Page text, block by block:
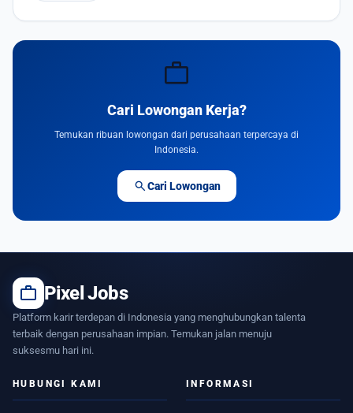
work
Cari Lowongan Kerja?
Temukan ribuan lowongan dari perusahaan terpercaya di
Indonesia.
searchCari Lowongan
work Pixel Jobs
Platform karir terdepan di Indonesia yang menghubungkan talenta
terbaik dengan perusahaan impian. Temukan jalan menuju
suksesmu hari ini.
HUBUNGI KAMI INFORMASI